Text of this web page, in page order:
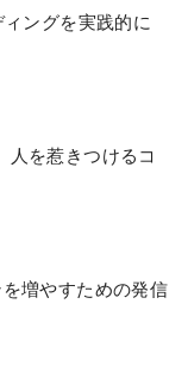
ングを実践的に
人を惹きつけるコ
増やすための発信